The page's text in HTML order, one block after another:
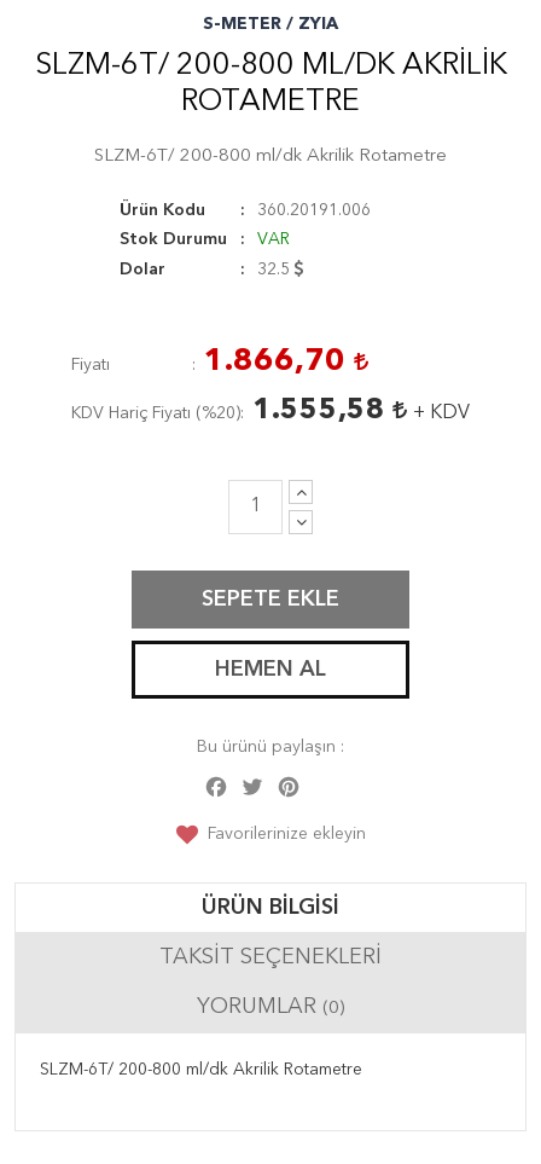
S-METER / ZYIA
SLZM-6T/ 200-800 ML/DK AKRILIK
ROTAMETRE
SLZM-6T/ 200-800 ml/dk Akrilik Rotametre
Ürün Kodu
360.20191.006
Stok Durumu
VAR
Dolar
32.5
Fiyatı 1.866,70
KDV Hariç Fiyatı ( %20 ) 1.555,58 + KDV
SEPETE EKLE
HEMEN AL
Bu ürünü paylaşın :
Facebook
Twitter
Favorilerinize ekleyin
ÜRÜN BILGISI
TAKSIT SEÇENEKLERI
YORUMLAR (0)
SLZM-6T/ 200-800 ml/dk Akrilik Rotametre